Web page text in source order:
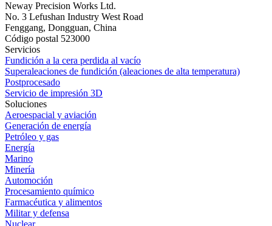
Neway Precision Works Ltd.
No. 3 Lefushan Industry West Road
Fenggang, Dongguan, China
Código postal 523000
Servicios
Fundición a la cera perdida al vacío
Superaleaciones de fundición (aleaciones de alta temperatura)
Postprocesado
Servicio de impresión 3D
Soluciones
Aeroespacial y aviación
Generación de energía
Petróleo y gas
Energía
Marino
Minería
Automoción
Procesamiento químico
Farmacéutica y alimentos
Militar y defensa
Nuclear